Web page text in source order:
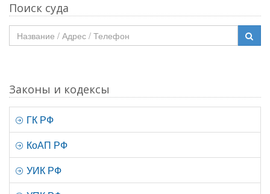
Поиск суда
Законы и кодексы
ГК РФ
КоАП РФ
УИК РФ